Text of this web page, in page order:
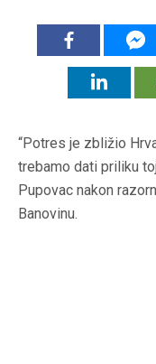
“Potres je zbližio
trebamo dati priliku
Pupovac nakon
Banovinu.